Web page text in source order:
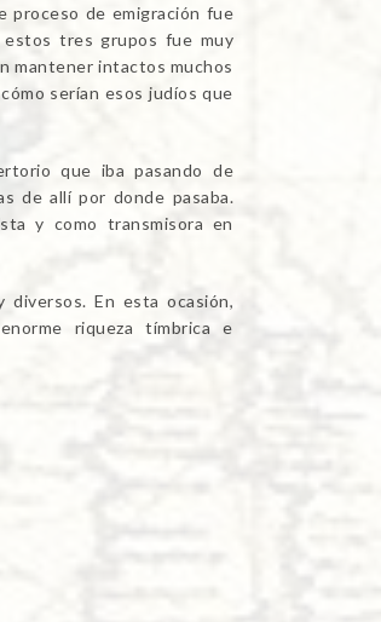
proceso de emigración fue
estos tres grupos fue muy
mantener intactos muchos
serían esos judíos que
que iba pasando de
de allí por donde pasaba.
y como transmisora en
En esta ocasión,
riqueza tímbrica e